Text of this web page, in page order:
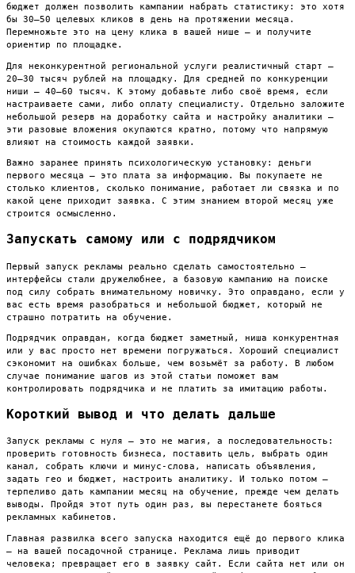
бюджет должен позволить кампании набрать статистику: это хотя
бы 30–50 целевых кликов в день на протяжении месяца.
Перемножьте это на цену клика в вашей нише — и получите
ориентир по площадке.
Для неконкурентной региональной услуги реалистичный старт —
20–30 тысяч рублей на площадку. Для средней по конкуренции
ниши — 40–60 тысяч. К этому добавьте либо своё время, если
настраиваете сами, либо оплату специалисту. Отдельно заложите
небольшой резерв на доработку сайта и настройку аналитики —
эти разовые вложения окупаются кратно, потому что напрямую
влияют на стоимость каждой заявки.
Важно заранее принять психологическую установку: деньги
первого месяца — это плата за информацию. Вы покупаете не
столько клиентов, сколько понимание, работает ли связка и по
какой цене приходит заявка. С этим знанием второй месяц уже
строится осмысленно.
Запускать самому или с подрядчиком
Первый запуск рекламы реально сделать самостоятельно —
интерфейсы стали дружелюбнее, а базовую кампанию на поиске
под силу собрать внимательному новичку. Это оправдано, если у
вас есть время разобраться и небольшой бюджет, который не
страшно потратить на обучение.
Подрядчик оправдан, когда бюджет заметный, ниша конкурентная
или у вас просто нет времени погружаться. Хороший специалист
сэкономит на ошибках больше, чем возьмёт за работу. В любом
случае понимание шагов из этой статьи поможет вам
контролировать подрядчика и не платить за имитацию работы.
Короткий вывод и что делать дальше
Запуск рекламы с нуля — это не магия, а последовательность:
проверить готовность бизнеса, поставить цель, выбрать один
канал, собрать ключи и минус-слова, написать объявления,
задать гео и бюджет, настроить аналитику. И только потом —
терпеливо дать кампании месяц на обучение, прежде чем делать
выводы. Пройдя этот путь один раз, вы перестанете бояться
рекламных кабинетов.
Главная развилка всего запуска находится ещё до первого клика
— на вашей посадочной странице. Реклама лишь приводит
человека; превращает его в заявку сайт. Если сайта нет или он